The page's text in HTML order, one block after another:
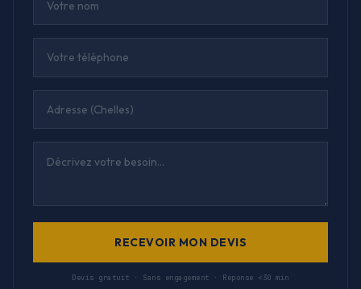
RECEVOIR MON DEVIS
Devis gratuit · Sans engagement · Réponse <30 min